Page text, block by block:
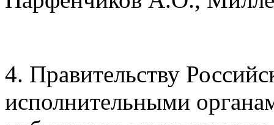
4. Правительству
исполнительными